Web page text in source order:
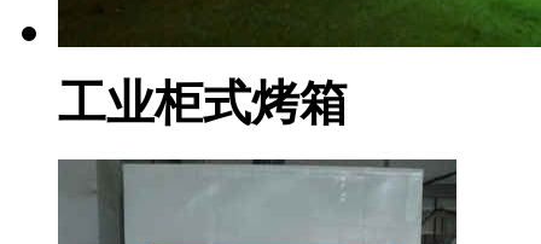
工业柜式烤箱